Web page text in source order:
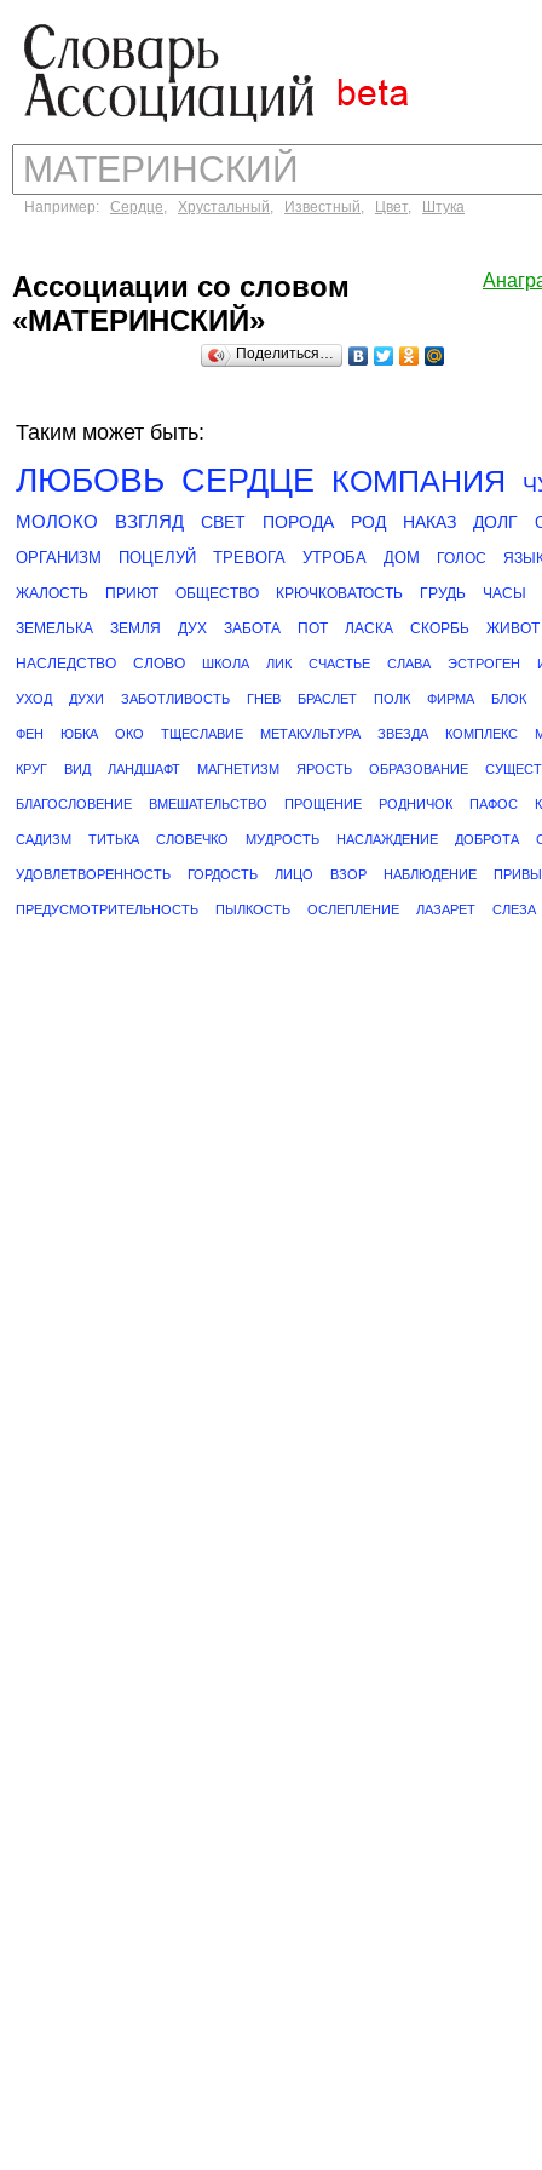
Например: Сердце, Хрустальный, Известный, Цвет, Штука
Ассоциации со словом
«МАТЕРИНСКИЙ»
Поделиться…
Таким может быть:
ЛЮБОВЬ СЕРДЦЕ КОМПАНИЯ
МОЛОКО ВЗГЛЯД СВЕТ ПОРОДА РОД НАКАЗ ДОЛГ
ОРГАНИЗМ
ПОЦЕЛУЙ ТРЕВОГА УТРОБА ДОМ ГОЛОС
ЖАЛОСТЬ ПРИЮТ ОБЩЕСТВО КРЮЧКОВАТОСТЬ ГРУДЬ ЧАСЫ
ЗЕМЕЛЬКА ЗЕМЛЯ ДУХ ЗАБОТА ПОТ ЛАСКА СКОРБЬ ЖИВОТ
НАСЛЕДСТВО СЛОВО ШКОЛА ЛИК СЧАСТЬЕ СЛАВА ЭСТРОГЕН
УХОД ДУХИ ЗАБОТЛИВОСТЬ ГНЕВ БРАСЛЕТ ПОЛК ФИРМА БЛОК
ФЕН ЮБКА ОКО ТЩЕСЛАВИЕ МЕТАКУЛЬТУРА ЗВЕЗДА КОМПЛЕКС
КРУГ ВИД ЛАНДШАФТ МАГНЕТИЗМ ЯРОСТЬ ОБРАЗОВАНИЕ
БЛАГОСЛОВЕНИЕ ВМЕШАТЕЛЬСТВО ПРОЩЕНИЕ РОДНИЧОК ПАФОС
САДИЗМ ТИТЬКА СЛОВЕЧКО МУДРОСТЬ НАСЛАЖДЕНИЕ ДОБРОТА
УДОВЛЕТВОРЕННОСТЬ ГОРДОСТЬ ЛИЦО ВЗОР НАБЛЮДЕНИЕ
ПРЕДУСМОТРИТЕЛЬНОСТЬ ПЫЛКОСТЬ ОСЛЕПЛЕНИЕ ЛАЗАРЕТ СЛЕЗА